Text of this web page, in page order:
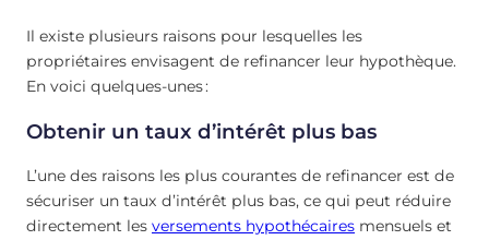
Il existe plusieurs raisons pour lesquelles les
propriétaires envisagent de refinancer leur hypothèque.
En voici quelques-unes :
Obtenir un taux d’intérêt plus bas
L’une des raisons les plus courantes de refinancer est de
sécuriser un taux d’intérêt plus bas, ce qui peut réduire
directement les versements hypothécaires mensuels et